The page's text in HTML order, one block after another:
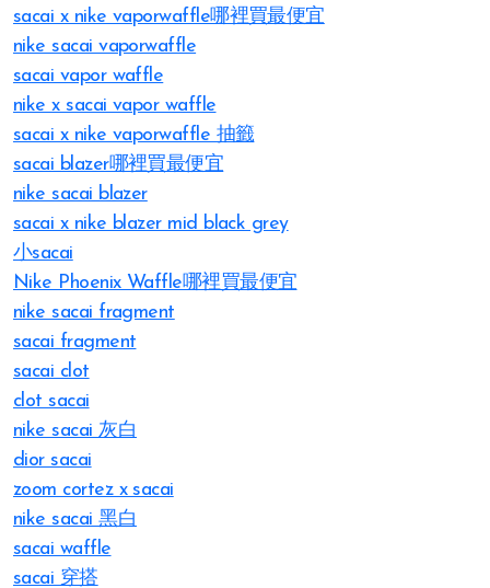
sacai x nike vaporwaffle哪裡買最便宜
nike sacai vaporwaffle
sacai vapor waffle
nike x sacai vapor waffle
sacai x nike vaporwaffle 抽籤
sacai blazer哪裡買最便宜
nike sacai blazer
sacai x nike blazer mid black grey
小sacai
Nike Phoenix Waffle哪裡買最便宜
nike sacai fragment
sacai fragment
sacai clot
clot sacai
nike sacai 灰白
dior sacai
zoom cortez x sacai
nike sacai 黑白
sacai waffle
sacai 穿搭